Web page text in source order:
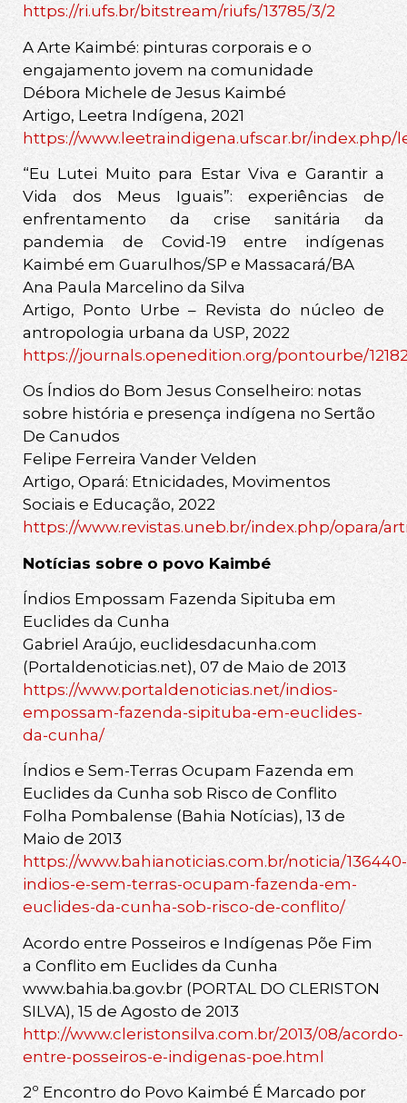
https://ri.ufs.br/bitstream/riufs/13785/3/2
A Arte Kaimbé: pinturas corporais e o
engajamento jovem na comunidade
Débora Michele de Jesus Kaimbé
Artigo, Leetra Indígena, 2021
https://www.leetraindigena.ufscar.br/index.php/
“Eu Lutei Muito para Estar Viva e Garantir a
Vida dos Meus Iguais”: experiências de
enfrentamento da crise sanitária da
pandemia de Covid-19 entre indígenas
Kaimbé em Guarulhos/SP e Massacará/BA
Ana Paula Marcelino da Silva
Artigo, Ponto Urbe – Revista do núcleo de
antropologia urbana da USP, 2022
https://journals.openedition.org/pontourbe/
Os Índios do Bom Jesus Conselheiro: notas
sobre história e presença indígena no Sertão
De Canudos
Felipe Ferreira Vander Velden
Artigo, Opará: Etnicidades, Movimentos
Sociais e Educação, 2022
https://www.revistas.uneb.br/index.php/opara/
Notícias sobre o povo Kaimbé
Índios Empossam Fazenda Sipituba em
Euclides da Cunha
Gabriel Araújo, euclidesdacunha.com
(Portaldenoticias.net), 07 de Maio de 2013
https://www.portaldenoticias.net/indios-
empossam-fazenda-sipituba-em-euclides-
da-cunha/
Índios e Sem-Terras Ocupam Fazenda em
Euclides da Cunha sob Risco de Conflito
Folha Pombalense (Bahia Notícias), 13 de
Maio de 2013
https://www.bahianoticias.com.br/noticia/136440-
indios-e-sem-terras-ocupam-fazenda-em-
euclides-da-cunha-sob-risco-de-conflito/
Acordo entre Posseiros e Indígenas Põe Fim
a Conflito em Euclides da Cunha
www.bahia.ba.gov.br (PORTAL DO CLERISTON
SILVA), 15 de Agosto de 2013
http://www.cleristonsilva.com.br/2013/08/acordo-
entre-posseiros-e-indigenas-poe.html
2º Encontro do Povo Kaimbé É Marcado por